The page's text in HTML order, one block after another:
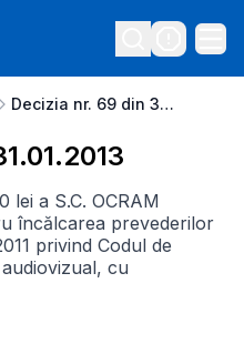
Decizia nr. 69 din 31.01.2013
lei a S.C. OCRAM
încălcarea prevederilor
privind Codul de
cu